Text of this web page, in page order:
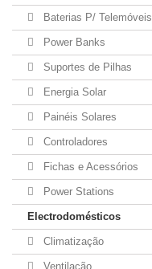
Baterias P/ Telemóveis
Power Banks
Suportes de Pilhas
Energia Solar
Painéis Solares
Controladores
Fichas e Acessórios
Power Stations
Electrodomésticos
Climatização
Ventilação